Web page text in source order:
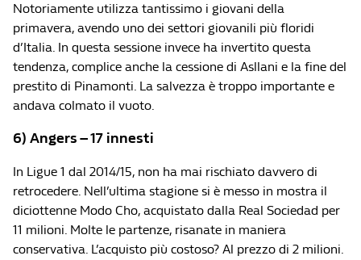
Notoriamente utilizza tantissimo i giovani della
primavera, avendo uno dei settori giovanili più floridi
d’Italia. In questa sessione invece ha invertito questa
tendenza, complice anche la cessione di Asllani e la fine del
prestito di Pinamonti. La salvezza è troppo importante e
andava colmato il vuoto.
6) Angers – 17 innesti
In Ligue 1 dal 2014/15, non ha mai rischiato davvero di
retrocedere. Nell’ultima stagione si è messo in mostra il
diciottenne Modo Cho, acquistato dalla Real Sociedad per
11 milioni. Molte le partenze, risanate in maniera
conservativa. L’acquisto più costoso? Al prezzo di 2 milioni.